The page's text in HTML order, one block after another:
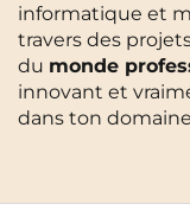
Bordeaux
Brest
Cergy-Pontoise
Gradignan
FR
informatique et
travers des
du monde
innovant et
dans ton